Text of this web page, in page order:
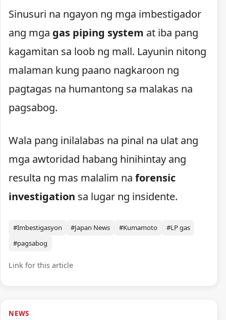
Sinusuri na ngayon ng mga imbestigador
ang mga gas piping system at iba pang
kagamitan sa loob ng mall. Layunin nitong
malaman kung paano nagkaroon ng
pagtagas na humantong sa malakas na
pagsabog.
Wala pang inilalabas na pinal na ulat ang
mga awtoridad habang hinihintay ang
resulta ng mas malalim na forensic
investigation sa lugar ng insidente.
#Imbestigasyon #Japan News #Kumamoto
#LP gas
#pagsabog
Link for this article
NEWS